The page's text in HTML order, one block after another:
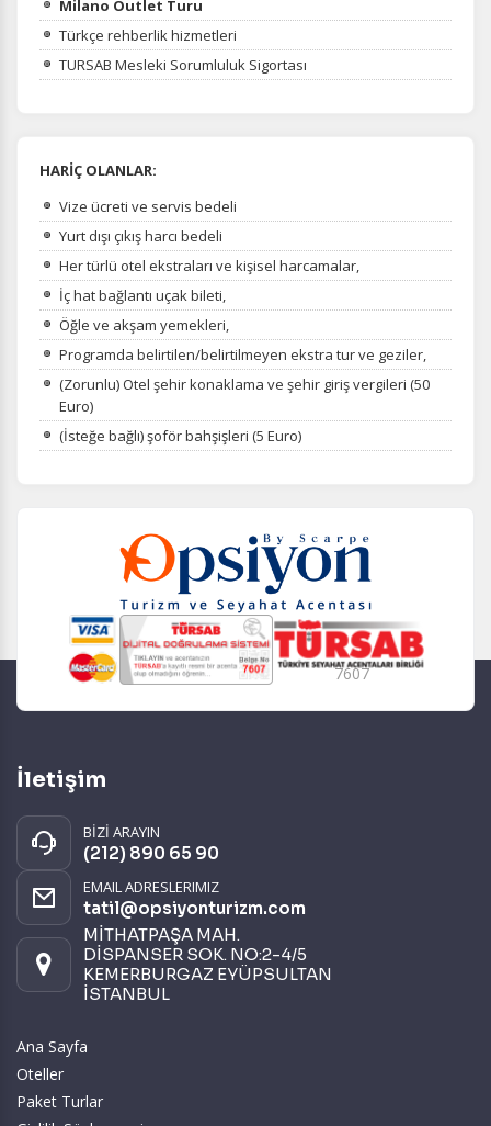
Milano Outlet Turu
Türkçe rehberlik hizmetleri
TURSAB Mesleki Sorumluluk Sigortası
HARİÇ OLANLAR:
Vize ücreti ve servis bedeli
Yurt dışı çıkış harcı bedeli
Her türlü otel ekstraları ve kişisel harcamalar,
İç hat bağlantı uçak bileti,
Öğle ve akşam yemekleri,
Programda belirtilen/belirtilmeyen ekstra tur ve geziler,
(Zorunlu) Otel şehir konaklama ve şehir giriş vergileri (50
Euro)
(İsteğe bağlı) şoför bahşişleri (5 Euro)
7607
İletişim
BİZİ ARAYIN
(212) 890 65 90
EMAIL ADRESLERIMIZ
tatil@opsiyonturizm.com
MİTHATPAŞA MAH.
DİSPANSER SOK. NO:2-4/5
KEMERBURGAZ EYÜPSULTAN
İSTANBUL
Ana Sayfa
Oteller
Paket Turlar